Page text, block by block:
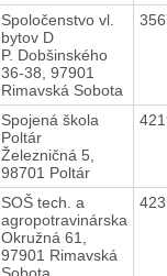
Spoločenstvo vl.
bytov D
P. Dobšinského
36-38, 97901
Rimavská Sobota
Spojená škola
Poltár
Železničná 5,
98701 Poltár
SOŠ tech. a
agropotravinárska
Okružná 61,
97901 Rimavská